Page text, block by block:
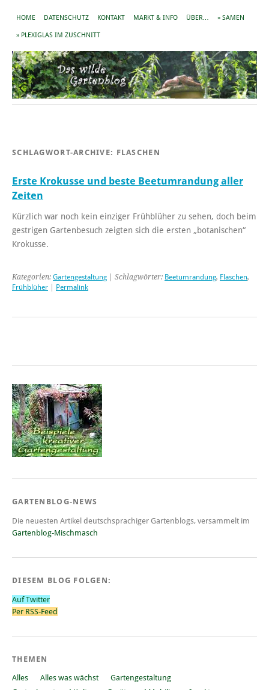
HOME DATENSCHUTZ KONTAKT MARKT & INFO ÜBER… » SAMEN
» PLEXIGLAS IM ZUSCHNITT
SCHLAGWORT-ARCHIVE: FLASCHEN
Erste Krokusse und beste Beetumrandung aller
Zeiten
Kürzlich war noch kein einziger Frühblüher zu sehen, doch beim
gestrigen Gartenbesuch zeigten sich die ersten „botanischen“
Krokusse.
Kategorien: Gartengestaltung | Schlagwörter: Beetumrandung, Flaschen,
Frühblüher
Permalink
GARTENBLOG-NEWS
Die neuesten Artikel deutschsprachiger Gartenblogs, versammelt im
Gartenblog-Mischmasch
DIESEM BLOG FOLGEN:
Auf Twitter
Per RSS-Feed
THEMEN
Alles Alles was wächst
Gartengestaltung